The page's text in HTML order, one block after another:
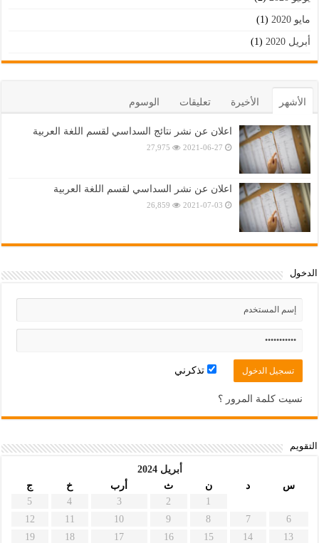
مايو 2020 (1)
أبريل 2020 (1)
الأشهر الأخيرة تعليقات الوسوم
اعلان عن نشر نتائج السداسي لقسم اللغة العربية
2021-06-27
27,975
اعلان عن نشر السداسي لقسم اللغة العربية
2021-07-03
26,859
الدخول
تذكرني
نسيت كلمة المرور ؟
التقويم
أبريل 2024
س
د ن ث أرب خ
ج
1
2
3
4
5
6
7
8
9
10
11
12
13
14
15
16
17
18
19